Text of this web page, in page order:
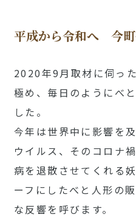
平成から令和へ 今
2020年9月取材に伺っ
極め、毎日のようにべ
した。
今年は世界中に影響を
ウイルス、そのコロナ
病を退散させてくれる
ーフにしたべと人形の
な反響を呼びます。